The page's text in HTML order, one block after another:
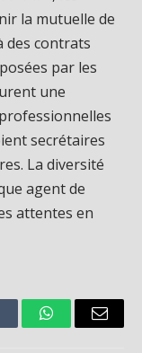
la mutuelle de
des contrats
par les
une
secrétaires
La diversité
agent de
attentes en
WhatsAppEmail